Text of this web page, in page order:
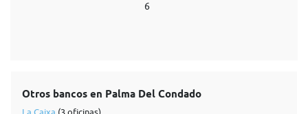
6
Otros bancos en Palma Del Condado